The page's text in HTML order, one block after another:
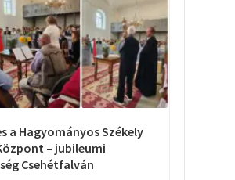
a Hagyományos Székely
– jubileumi
Csehétfalván